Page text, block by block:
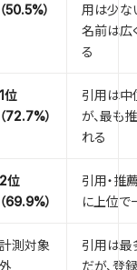
（50.5%）
用は少な
名前は広
る
1位
（72.7%）
引用は中
が、最も
れる
2位
（69.9%）
引用・推
に上位で
計測対象
外
引用は最
だが、登